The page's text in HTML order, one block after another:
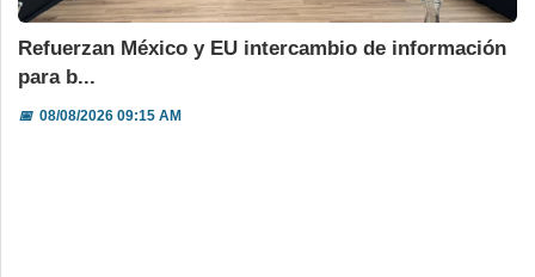
Refuerzan México y EU intercambio de información
para b...
📅08/08/2026 09:15 AM